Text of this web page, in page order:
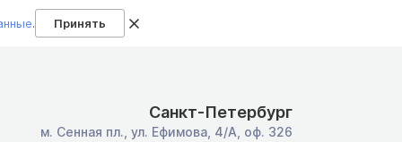
. Принять
Санкт-Петербург
м. Сенная пл., ул. Ефимова, 4/А, оф. 326